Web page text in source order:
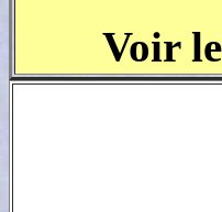
Voir